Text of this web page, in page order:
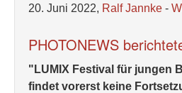
20. Juni 2022, Ralf Jannke -
PHOTONEWS
"LUMIX Festival für jungen
findet vorerst keine